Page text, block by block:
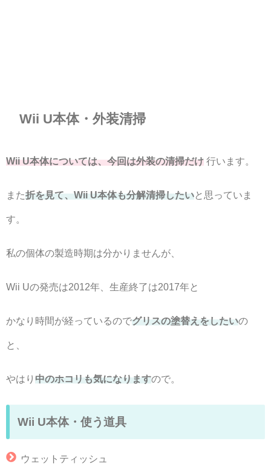
Wii U本体・外装清掃
Wii U本体については、今回は外装の清掃だけ 行います。
また折を見て、Wii U本体も分解清掃したいと思っていま
す。
私の個体の製造時期は分かりませんが、
Wii Uの発売は2012年、生産終了は2017年と
かなり時間が経っているのでグリスの塗替えをしたいの
と、
やはり 中のホコリも気になりますので。
Wii U本体・使う道具
ウェットティッシュ